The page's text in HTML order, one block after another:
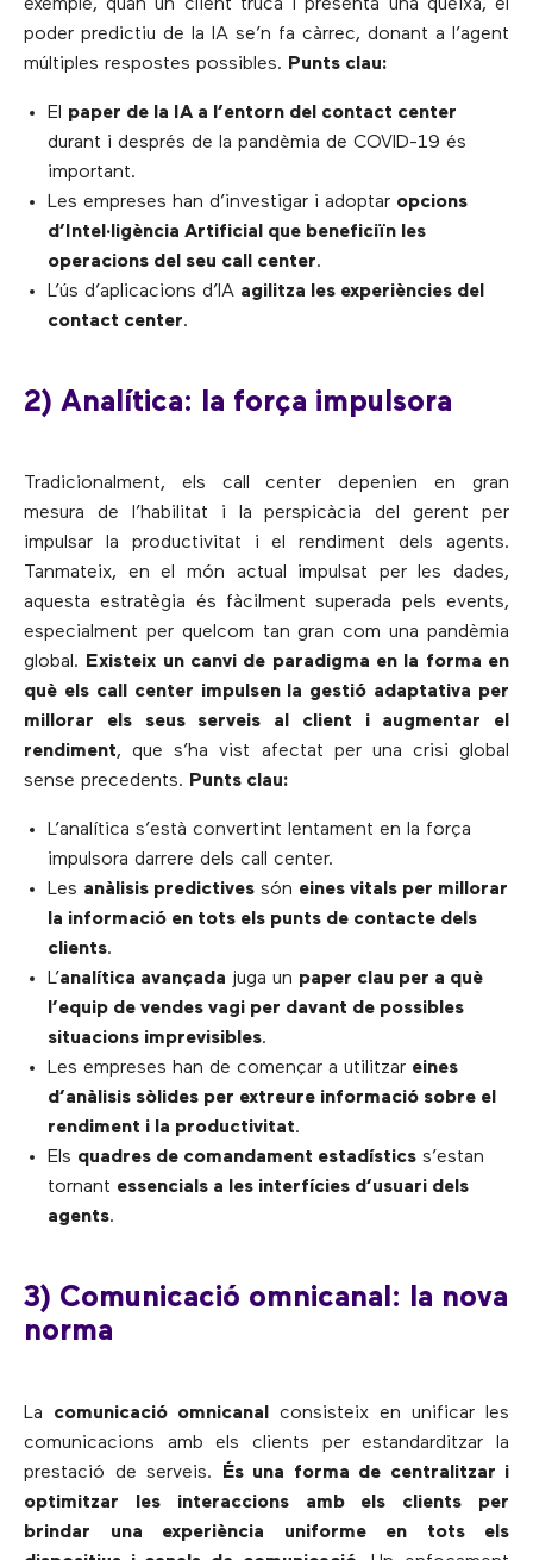
exemple, quan un client truca i presenta una queixa, el
poder predictiu de la IA se’n fa càrrec, donant a l’agent
múltiples respostes possibles. Punts clau:
El paper de la IA a l’entorn del contact center
durant i després de la pandèmia de COVID-19 és
important.
Les empreses han d’investigar i adoptar opcions
d’Intel·ligència Artificial que beneficiïn les
operacions del seu call center.
L’ús d’aplicacions d’IA agilitza les experiències del
contact center.
2) Analítica: la força impulsora
Tradicionalment, els call center depenien en gran
mesura de l’habilitat i la perspicàcia del gerent per
impulsar la productivitat i el rendiment dels agents.
Tanmateix, en el món actual impulsat per les dades,
aquesta estratègia és fàcilment superada pels events,
especialment per quelcom tan gran com una pandèmia
global. Existeix un canvi de paradigma en la forma en
què els call center impulsen la gestió adaptativa per
millorar els seus serveis al client i augmentar el
rendiment, que s’ha vist afectat per una crisi global
sense precedents. Punts clau:
L’analítica s’està convertint lentament en la força
impulsora darrere dels call center.
Les anàlisis predictives són eines vitals per millorar
la informació en tots els punts de contacte dels
clients.
L’analítica avançada juga un paper clau per a què
l’equip de vendes vagi per davant de possibles
situacions imprevisibles.
Les empreses han de començar a utilitzar eines
d’anàlisis sòlides per extreure informació sobre el
rendiment i la productivitat.
Els quadres de comandament estadístics s’estan
tornant essencials a les interfícies d’usuari dels
agents.
3) Comunicació omnicanal: la nova
norma
La comunicació omnicanal
consisteix en unificar les
comunicacions amb els clients per estandarditzar la
prestació de serveis.
És una forma de centralitzar i
optimitzar les interaccions amb els clients per
brindar una experiència uniforme en tots els